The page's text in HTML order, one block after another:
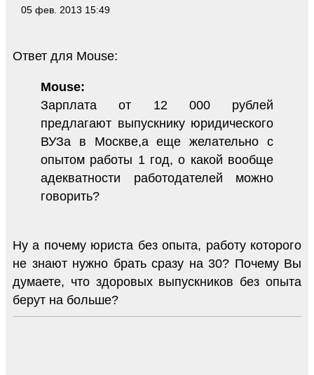
05 фев. 2013 15:49
Ответ для Mouse:
Mouse:
Зарплата от 12 000 рублей
предлагают выпускнику юридического
ВУЗа в Москве,а еще желательно с
опытом работы 1 год, о какой вообще
адекватности работодателей можно
говорить?
Ну а почему юриста без опыта, работу которого
не знают нужно брать сразу на 30? Почему Вы
думаете, что здоровых выпускников без опыта
берут на больше?